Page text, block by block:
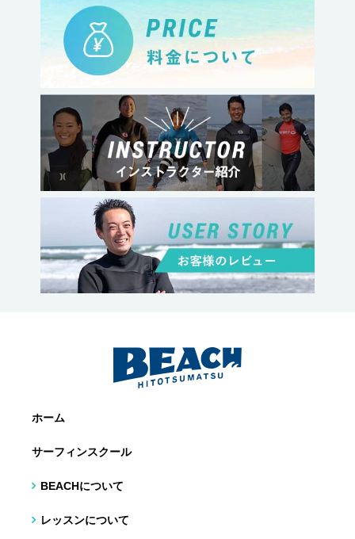
ホーム
サーフィンスクール
BEACHについて
レッスンについて